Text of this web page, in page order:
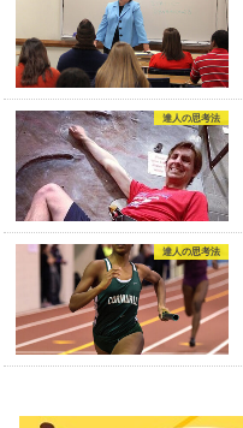
達人の思考法
達人の思考法